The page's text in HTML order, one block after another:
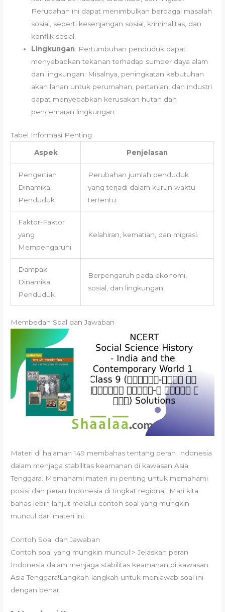
Perubahan ini dapat menimbulkan berbagai masalah
sosial, seperti kesenjangan sosial, kriminalitas, dan
konflik sosial.
Lingkungan: Pertumbuhan penduduk dapat
menyebabkan tekanan terhadap sumber daya alam
dan lingkungan. Misalnya, peningkatan kebutuhan
akan lahan untuk perumahan, pertanian, dan industri
dapat menyebabkan kerusakan hutan dan
pencemaran lingkungan.
Tabel Informasi Penting
Aspek Penjelasan
Pengertian
Dinamika
Penduduk
Perubahan jumlah penduduk
yang terjadi dalam kurun waktu
tertentu.
Faktor-Faktor
yang
Mempengaruhi
Kelahiran, kematian, dan migrasi.
Dampak
Dinamika
Penduduk
Berpengaruh pada ekonomi,
sosial, dan lingkungan.
Membedah Soal dan Jawaban
Materi di halaman 149 membahas tentang peran Indonesia
dalam menjaga stabilitas keamanan di kawasan Asia
Tenggara. Memahami materi ini penting untuk memahami
posisi dan peran Indonesia di tingkat regional. Mari kita
bahas lebih lanjut melalui contoh soal yang mungkin
muncul dari materi ini.
Contoh Soal dan Jawaban
Contoh soal yang mungkin muncul:> Jelaskan peran
Indonesia dalam menjaga stabilitas keamanan di kawasan
Asia Tenggara!Langkah-langkah untuk menjawab soal ini
dengan benar: